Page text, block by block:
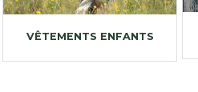
VÊTEMENTS ENFANTS